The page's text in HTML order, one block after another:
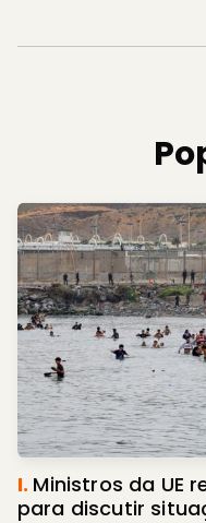
I. Ministros da UE
para discutir